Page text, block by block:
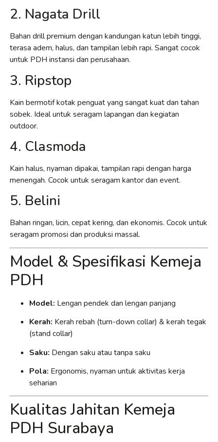
2. Nagata Drill
Bahan drill premium dengan kandungan katun lebih tinggi,
terasa adem, halus, dan tampilan lebih rapi. Sangat cocok
untuk PDH instansi dan perusahaan.
3. Ripstop
Kain bermotif kotak penguat yang sangat kuat dan tahan
sobek. Ideal untuk seragam lapangan dan kegiatan
outdoor.
4. Clasmoda
Kain halus, nyaman dipakai, tampilan rapi dengan harga
menengah. Cocok untuk seragam kantor dan event.
5. Belini
Bahan ringan, licin, cepat kering, dan ekonomis. Cocok untuk
seragam promosi dan produksi massal.
Model & Spesifikasi Kemeja
PDH
Model: Lengan pendek dan lengan panjang
Kerah: Kerah rebah (turn-down collar) & kerah tegak
(stand collar)
Saku: Dengan saku atau tanpa saku
Pola: Ergonomis, nyaman untuk aktivitas kerja
seharian
Kualitas Jahitan Kemeja
PDH Surabaya